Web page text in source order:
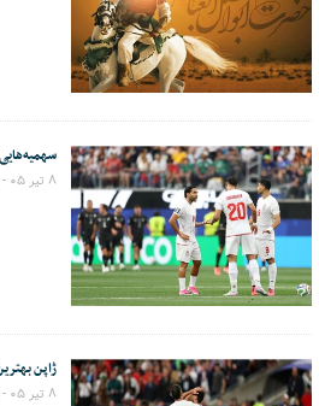
۸ تیر ۰۵ - ۲۱:۳۲
ژاپن
۸ تیر ۰۵ - ۲۱:۳۰